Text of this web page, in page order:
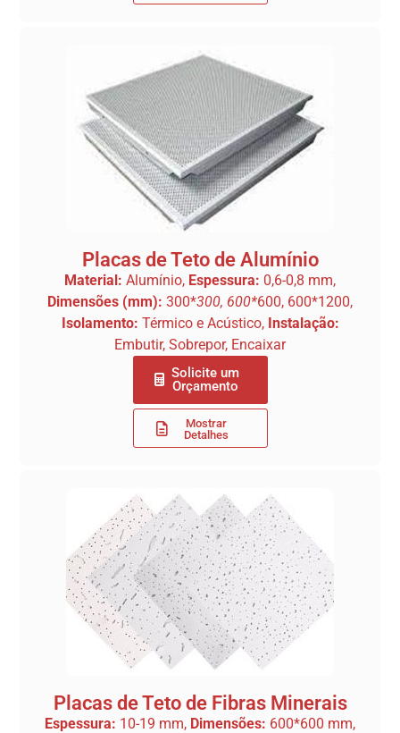
Placas de Teto de Alumínio
Material: Alumínio, Espessura: 0,6-0,8 mm,
Dimensões (mm): 300*300, 600*600, 600*1200,
Isolamento: Térmico e Acústico, Instalação:
Embutir, Sobrepor, Encaixar
Solicite um
Orçamento
Mostrar
Detalhes
Placas de Teto de Fibras Minerais
Espessura: 10-19 mm, Dimensões: 600*600 mm,